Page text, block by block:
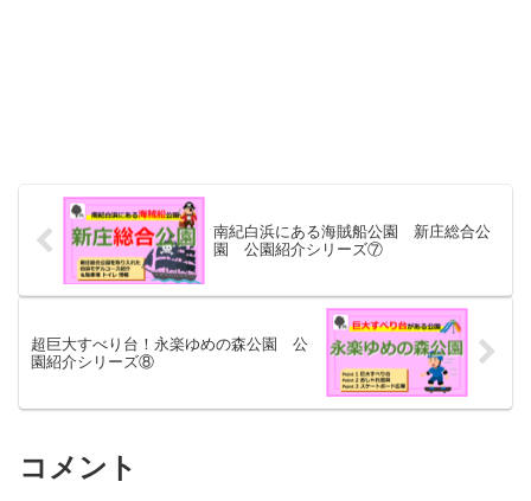
南紀白浜にある海賊船公園 新庄総合公
園 公園紹介シリーズ⑦
超巨大すべり台！永楽ゆめの森公園 公
園紹介シリーズ⑧
コメント